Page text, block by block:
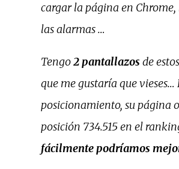
cargar la página en
las alarmas …
Tengo2 pantallazos de
que me gustaría que vieses…
posicionamiento, su página
posición 734.515 en el
fácilmente podríamos